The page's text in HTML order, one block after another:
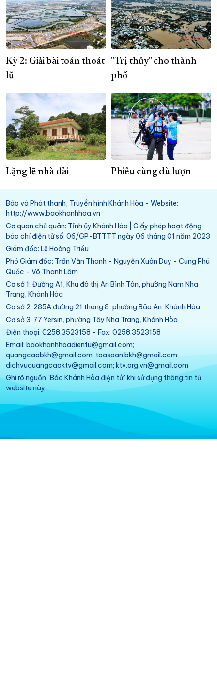
Kỳ 2: Giải bài toán thoát
lũ
"Trị thủy" cho thành
phố
Lặng lẽ nhà dài Phiêu cùng dù lượn
Báo và Phát thanh, Truyền hình Khánh Hòa - Website:
http://www.baokhanhhoa.vn
Cơ quan chủ quản: Tỉnh ủy Khánh Hòa | Giấy phép hoạt động
báo chí điện tử số: 06/GP-BTTTT ngày 06 tháng 01 năm 2023
Giám đốc: Lê Hoàng Triều
Phó Giám đốc: Trần Văn Thanh - Nguyễn Xuân Duy - Cung Phú
Quốc - Võ Thanh Lâm
Cơ sở 1: Đường A1, Khu đô thị An Bình Tân, phường Nam Nha
Trang, Khánh Hòa
Cơ sở 2: 285A đường 21 tháng 8, phường Bảo An, Khánh Hòa
Cơ sở 3: 77 Yersin, phường Tây Nha Trang, Khánh Hòa
Điện thoại: 0258.3523158 - Fax: 0258.3523158
Email: baokhanhhoadientu@gmail.com;
quangcaobkh@gmail.com; toasoan.bkh@gmail.com;
dichvuquangcaoktv@gmail.com; ktv.org.vn@gmail.com
Ghi rõ nguồn "Báo Khánh Hòa điện tử" khi sử dụng thông tin từ
website này